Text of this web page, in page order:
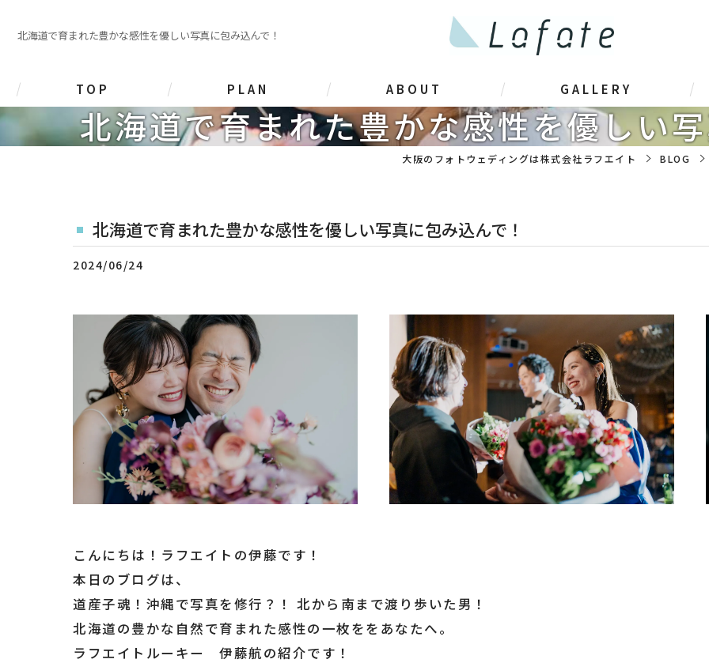
北海道で育まれた豊かな感性を優しい写真に包み込んで！
TOP PLAN
前撮り撮影プラン
その他 撮影プラン
ABOUT GALLERY
北海道で育まれた豊かな感性を優しい
大阪のフォトウェディングは株式会社ラフエイト BLOG
北海道で育まれた豊かな感性を優しい写真に包み込んで！
2024/06/24
こんにちは！ラフエイトの伊藤です！
本日のブログは、
道産子魂！沖縄で写真を修行？！ 北から南まで渡り歩いた男！
北海道の豊かな自然で育まれた感性の一枚ををあなたへ。
ラフエイトルーキー 伊藤航の紹介です！